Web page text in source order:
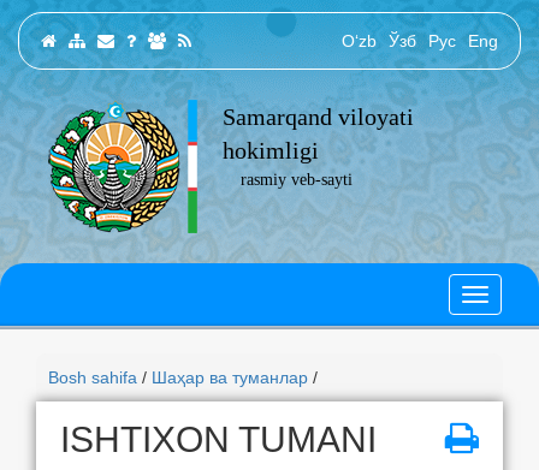
O‘zb Ўзб Рус Eng
Samarqand viloyati
hokimligi
rasmiy veb-sayti
Bosh sahifa / Шаҳар ва туманлар /
ISHTIXON TUMANI